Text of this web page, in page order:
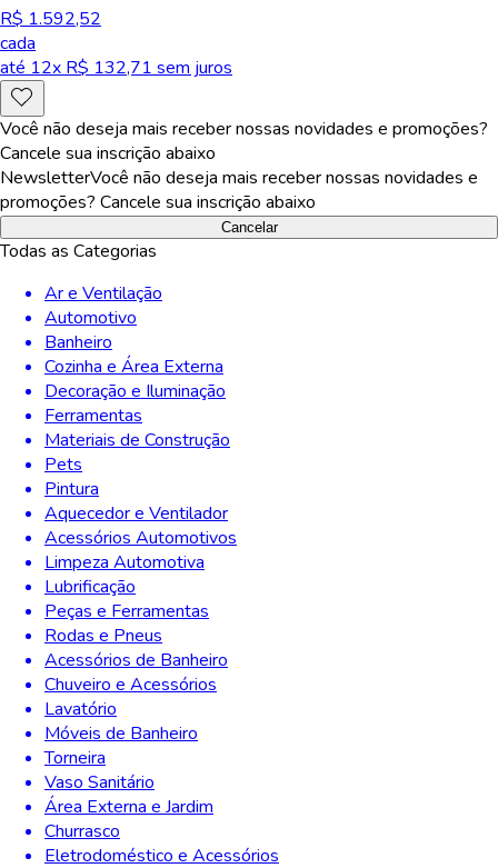
R$ 1.592,52
cada
até 12x R$ 132,71 sem juros
Você não deseja mais receber nossas novidades e promoções?
Cancele sua inscrição abaixo
NewsletterVocê não deseja mais receber nossas novidades e
promoções? Cancele sua inscrição abaixo
Cancelar
Todas as Categorias
Ar e Ventilação
Automotivo
Banheiro
Cozinha e Área Externa
Decoração e Iluminação
Ferramentas
Materiais de Construção
Pets
Pintura
Aquecedor e Ventilador
Acessórios Automotivos
Limpeza Automotiva
Lubrificação
Peças e Ferramentas
Rodas e Pneus
Acessórios de Banheiro
Chuveiro e Acessórios
Lavatório
Móveis de Banheiro
Torneira
Vaso Sanitário
Área Externa e Jardim
Churrasco
Eletrodoméstico e Acessórios